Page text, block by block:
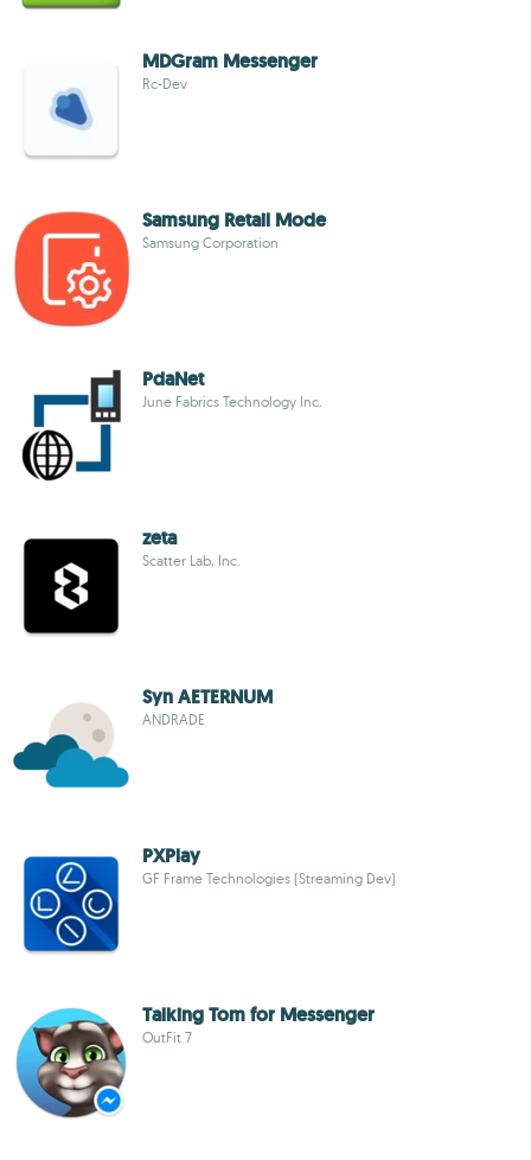
MDGram Messenger
Rc-Dev
Samsung Retail Mode
Samsung Corporation
PdaNet
June Fabrics Technology Inc.
zeta
Scatter Lab, Inc.
Syn AETERNUM
ANDRADE
PXPlay
GF Frame Technologies (Streaming Dev)
Talking Tom for Messenger
OutFit 7